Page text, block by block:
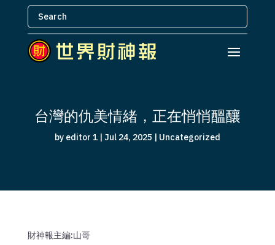
台灣的仇美情緒，正在悄悄醞釀
by editor 1| Jul 24, 2025 | Uncategorized
財神報主編:山哥